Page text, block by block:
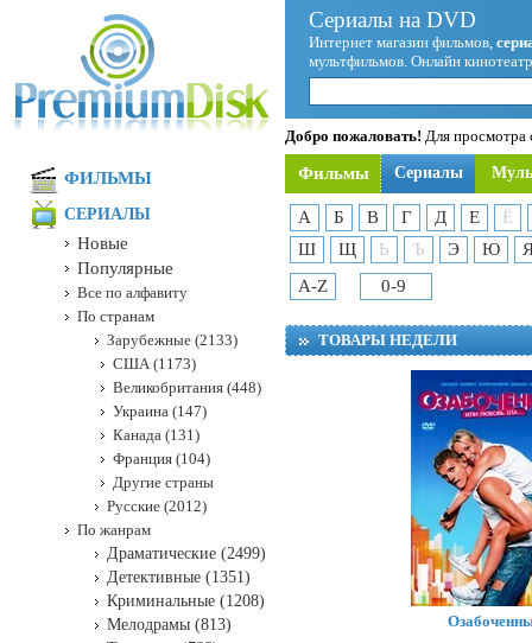
Сериалы на DVD
Интернет магазин фильмов,
мультфильмов. Онлайн
Добро пожаловать! Для просмотра
Фильмы Сериалы
А Б В Г Д Е
Ё
Ш
Щ Ь Ъ Э Ю
A-Z
0-9
ТОВАРЫ НЕДЕЛИ
ФИЛЬМЫ
СЕРИАЛЫ
Новые
Популярные
Все по алфавиту
По странам
Зарубежные (2133)
США (1173)
Великобритания (448)
Украина (147)
Канада (131)
Франция (104)
Другие страны
Русские (2012)
По жанрам
Драматические (2499)
Детективные (1351)
Криминальные (1208)
Мелодрамы (813)